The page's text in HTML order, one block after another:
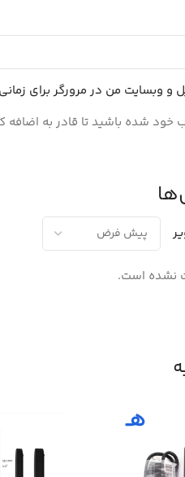
نشده است.
و وبسایت من در مرورگر برای
خود شده باشید تا قادر به اضافه